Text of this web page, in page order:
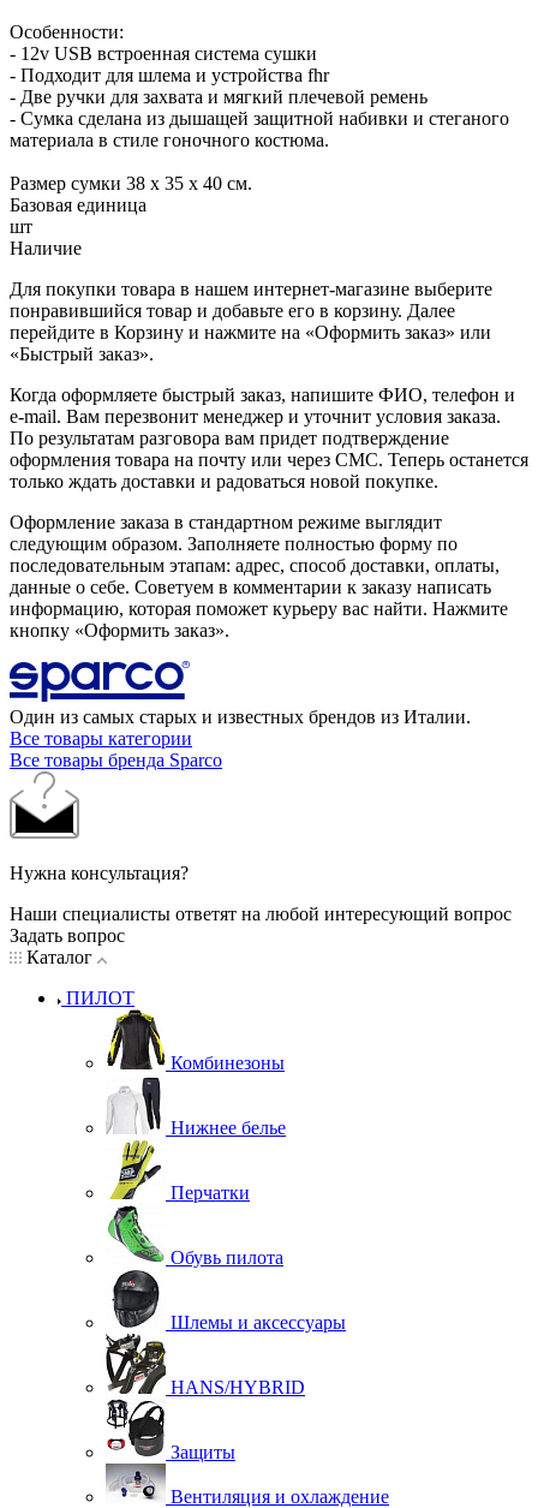
Особенности:
- 12v USB встроенная система сушки
- Подходит для шлема и устройства fhr
- Две ручки для захвата и мягкий плечевой ремень
- Сумка сделана из дышащей защитной набивки и стеганого
материала в стиле гоночного костюма.
Размер сумки 38 x 35 x 40 см.
Базовая единица
шт
Наличие
Для покупки товара в нашем интернет-магазине выберите
понравившийся товар и добавьте его в корзину. Далее
перейдите в Корзину и нажмите на «Оформить заказ» или
«Быстрый заказ».
Когда оформляете быстрый заказ, напишите ФИО, телефон и
e-mail. Вам перезвонит менеджер и уточнит условия заказа.
По результатам разговора вам придет подтверждение
оформления товара на почту или через СМС. Теперь останется
только ждать доставки и радоваться новой покупке.
Оформление заказа в стандартном режиме выглядит
следующим образом. Заполняете полностью форму по
последовательным этапам: адрес, способ доставки, оплаты,
данные о себе. Советуем в комментарии к заказу написать
информацию, которая поможет курьеру вас найти. Нажмите
кнопку «Оформить заказ».
Один из самых старых и известных брендов из Италии.
Все товары категории
Все товары бренда Sparco
Нужна консультация?
Наши специалисты ответят на любой интересующий вопрос
Задать вопрос
Каталог
ПИЛОТ
Комбинезоны
Нижнее белье
Перчатки
Обувь пилота
Шлемы и аксессуары
HANS/HYBRID
Защиты
Вентиляция и охлаждение